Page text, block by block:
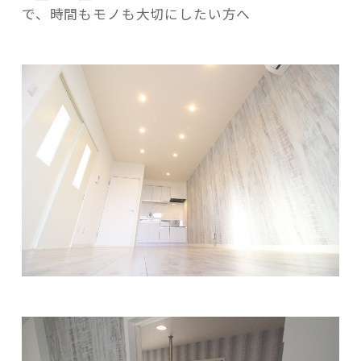
記事検索
で、時間もモノ も大切にしたい方へ